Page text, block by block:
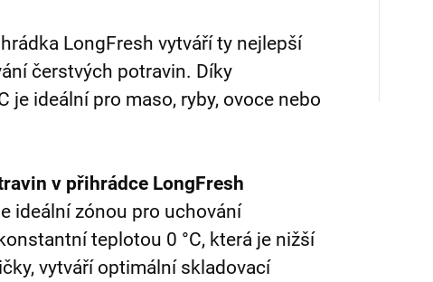
LongFresh vytváří ty nejlepší
čerstvých potravin. Díky
je ideální pro maso, ryby, ovoce nebo
v přihrádce LongFresh
ideální zónou pro uchování
teplotou 0 °C, která je nižší
vytváří optimální skladovací